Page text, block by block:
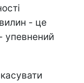
- це
упевнений